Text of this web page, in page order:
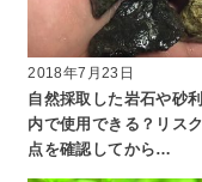
2018年7月23日
自然採取した岩石や砂
内で使用できる？リス
点を確認してから…